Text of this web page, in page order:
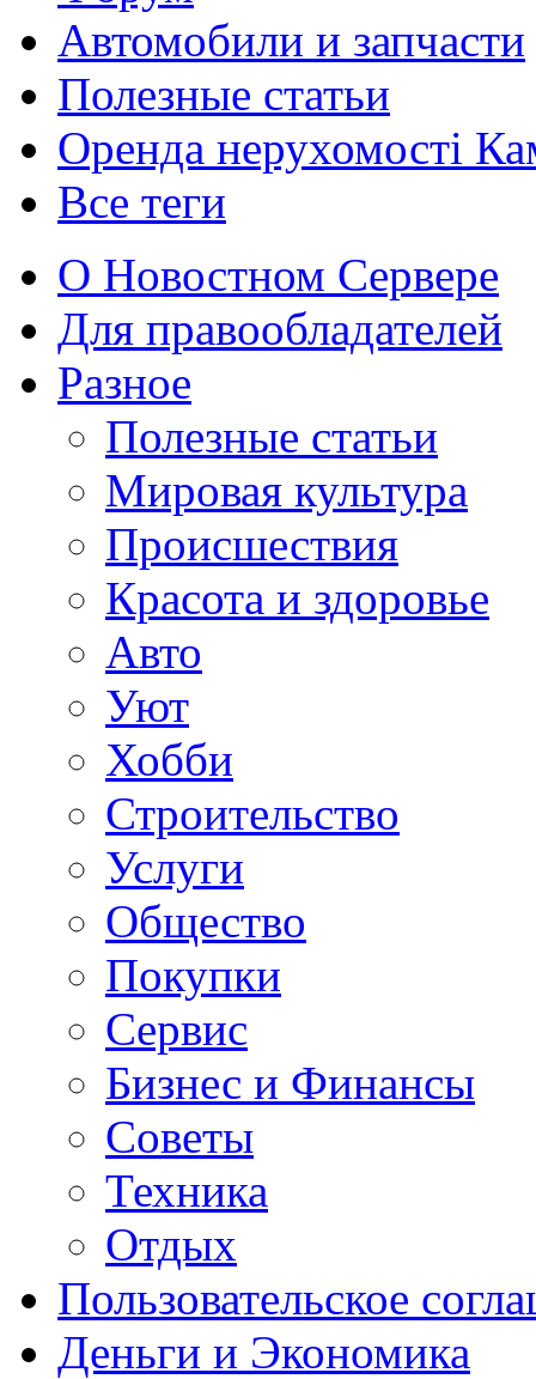
Автомобили и запчасти
Полезные статьи
Оренда нерухомості
Все теги
О Новостном Сервере
Для правообладателей
Разное
Полезные статьи
Мировая культура
Происшествия
Красота и здоровье
Авто
Уют
Хобби
Строительство
Услуги
Общество
Покупки
Сервис
Бизнес и Финансы
Советы
Техника
Отдых
Пользовательское
Деньги и Экономика